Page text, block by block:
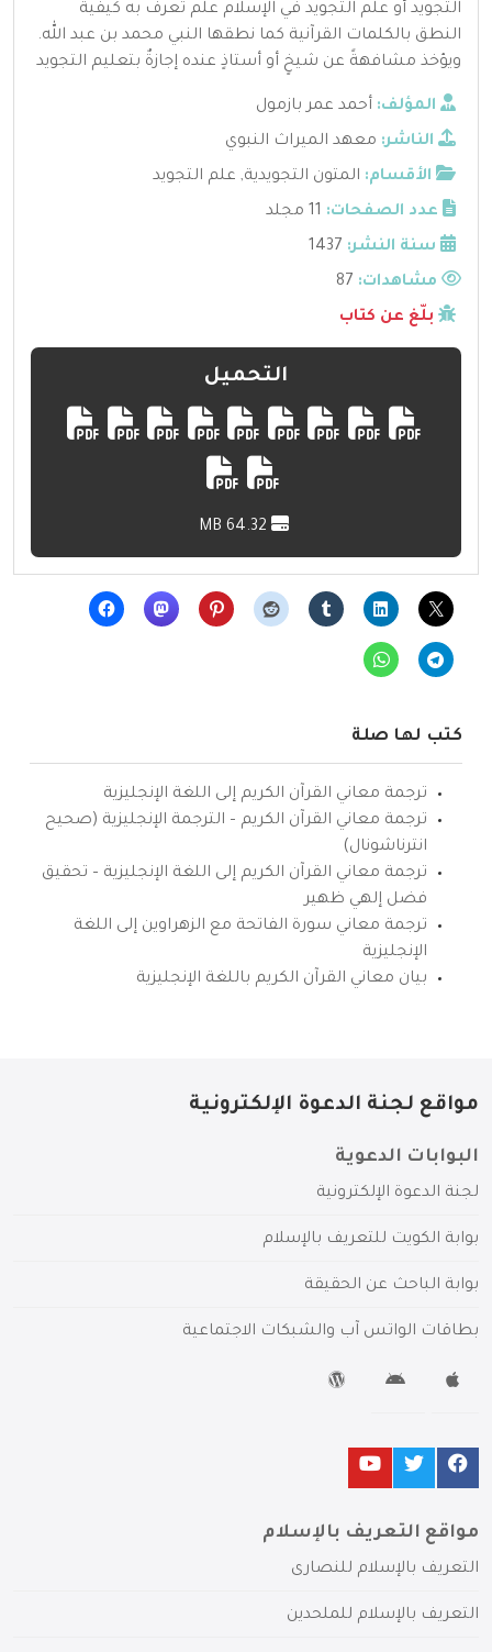
التجويد أو علم التجويد في الإسلام علم تعرف به كيفية
النطق بالكلمات القرآنية كما نطقها النبي محمد بن عبد الله.
ويؤخذ مشافهةً عن شيخٍ أو أستاذٍ عنده إجازةٌ بتعليم التجويد
المؤلف: أحمد عمر بازمول
الناشر: معهد الميراث النبوي
الأقسام: المتون التجويدية, علم التجويد
عدد الصفحات: 11 مجلد
سنة النشر: 1437
مشاهدات:
بلّغ عن كتاب
التحميل
كتب لها صلة
ترجمة معاني القرآن الكريم إلى اللغة الإنجليزية
ترجمة معاني القرآن الكريم – الترجمة الإنجليزية (صحيح
انترناشونال)
ترجمة معاني القرآن الكريم إلى اللغة الإنجليزية – تحقيق
فضل إلهي ظهير
ترجمة معاني سورة الفاتحة مع الزهراوين إلى اللغة
الإنجليزية
بيان معاني القرآن الكريم باللغة الإنجليزية
مواقع لجنة الدعوة الإلكترونية
البوابات الدعوية
لجنة الدعوة الإلكترونية
بوابة الكويت للتعريف بالإسلام
بوابة الباحث عن الحقيقة
بطاقات الواتس آب والشبكات الاجتماعية
مواقع التعريف بالإسلام
التعريف بالإسلام للنصارى
التعريف بالإسلام للملحدين